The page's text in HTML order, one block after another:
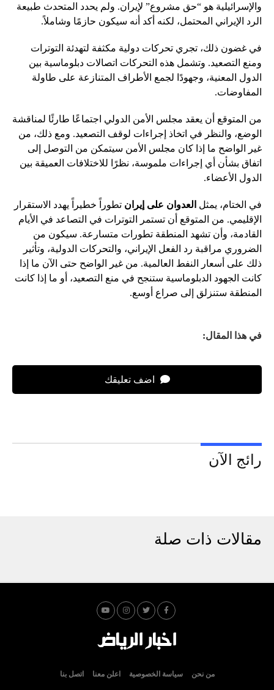
والإسرائيلية هو “حق مشروع” لإيران. ولم يحدد المتحدث طبيعة
الرد الإيراني المحتمل، لكنه أكد أنه سيكون حازمًا وشاملاً.
في غضون ذلك، تجري تحركات دولية مكثفة لتهدئة التوترات
ومنع التصعيد. وتشمل هذه التحركات اتصالات دبلوماسية بين
الدول المعنية، وجهودًا لجمع الأطراف المتنازعة على طاولة
المفاوضات.
من المتوقع أن يعقد مجلس الأمن الدولي اجتماعًا طارئًا لمناقشة
الوضع، والنظر في اتخاذ إجراءات لوقف التصعيد. ومع ذلك، من
غير الواضح ما إذا كان مجلس الأمن سيتمكن من التوصل إلى
اتفاق بشأن أي إجراءات ملموسة، نظرًا للاختلافات العميقة بين
الدول الأعضاء.
في الختام، يمثل العدوان على إيران تطوراً خطيراً يهدد الاستقرار
الإقليمي. من المتوقع أن تستمر التوترات في التصاعد في الأيام
القادمة، وأن تشهد المنطقة تطورات متسارعة. سيكون من
الضروري مراقبة رد الفعل الإيراني، والتحركات الدولية، وتأثير
ذلك على أسعار النفط العالمية. من غير الواضح حتى الآن ما إذا
كانت الجهود الدبلوماسية ستنجح في منع التصعيد، أو ما إذا كانت
المنطقة ستنزلق إلى صراع أوسع.
في هذا المقال:
اضف تعليقك
رائج الآن
مقالات ذات صلة
من نحن سياسة الخصوصية اعلن معنا اتصل بنا